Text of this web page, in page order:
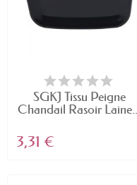
SGKJ Tissu Peigne
Chandail Rasoir
3,31 €